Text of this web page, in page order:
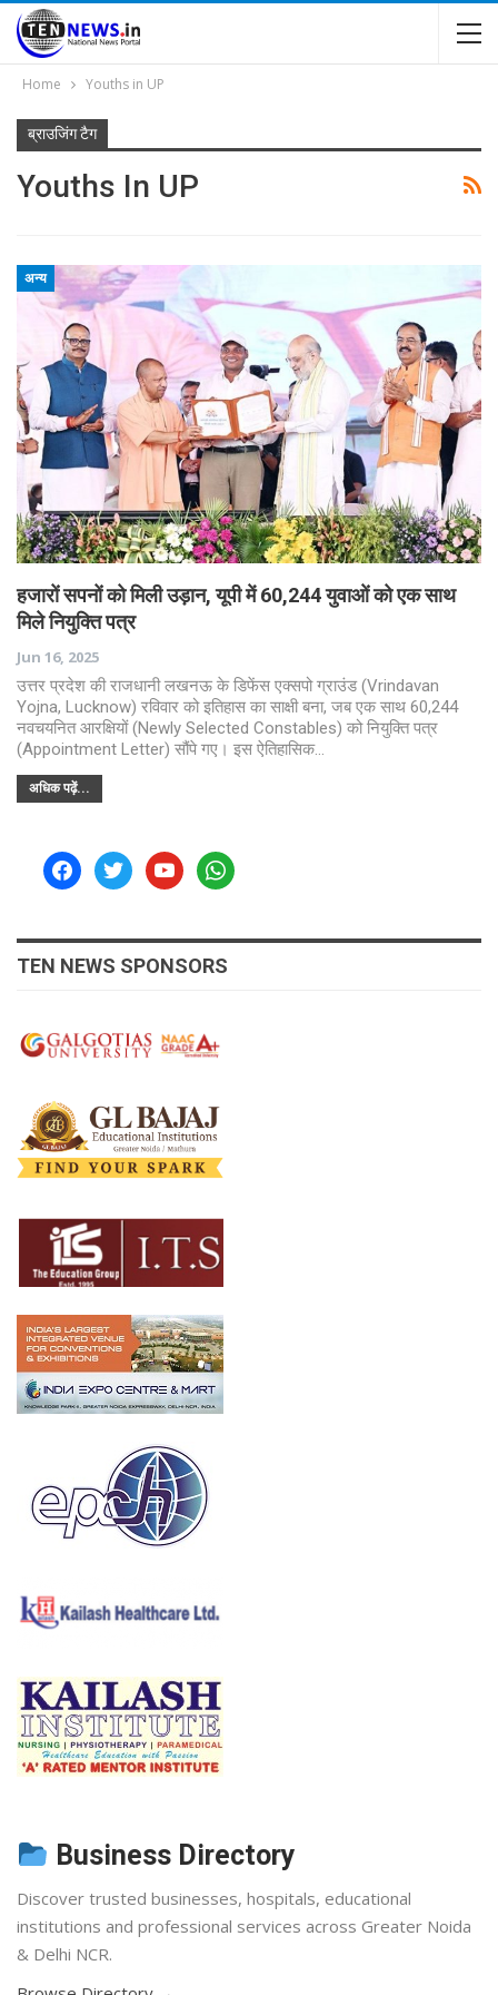
Home Youths in UP
ब्राउजिंग टैग
Youths In UP
अन्य
हजारों सपनों को मिली उड़ान, यूपी में 60,244 युवाओं को एक साथ
मिले नियुक्ति पत्र
Jun 16, 2025
उत्तर प्रदेश की राजधानी लखनऊ के डिफेंस एक्सपो ग्राउंड (Vrindavan
Yojna, Lucknow) रविवार को इतिहास का साक्षी बना, जब एक साथ 60,244
नवचयनित आरक्षियों (Newly Selected Constables) को नियुक्ति पत्र
(Appointment Letter) सौंपे गए। इस ऐतिहासिक…
अधिक पढ़ें...
facebooktwitteryoutubewhatsapp
TEN NEWS SPONSORS
Business Directory
Discover trusted businesses, hospitals, educational
institutions and professional services across Greater Noida
& Delhi NCR.